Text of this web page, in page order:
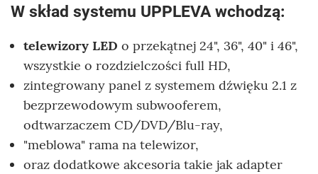
W skład systemu UPPLEVA wchodzą:
telewizory LED o przekątnej 24", 36", 40" i 46",
wszystkie o rozdzielczości full HD,
zintegrowany panel z systemem dźwięku 2.1 z
bezprzewodowym subwooferem,
odtwarzaczem CD/DVD/Blu-ray,
"meblowa" rama na telewizor,
oraz dodatkowe akcesoria takie jak adapter